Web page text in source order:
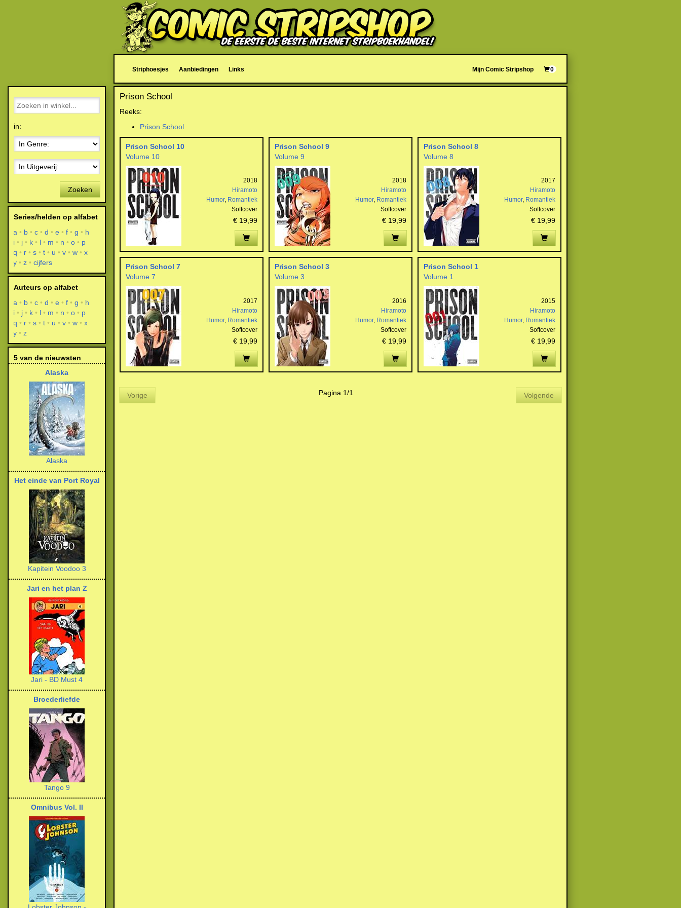
Striphoesjes Aanbiedingen Links Mijn Comic Stripshop 0
Prison School
Reeks:
Prison School
Prison School 10
Volume 10
2018
Hiramoto
Humor, Romantiek
Softcover
€ 19,99
Prison School 9
Volume 9
2018
Hiramoto
Humor, Romantiek
Softcover
€ 19,99
Prison School 8
Volume 8
2017
Hiramoto
Humor, Romantiek
Softcover
€ 19,99
Prison School 7
Volume 7
2017
Hiramoto
Humor, Romantiek
Softcover
€ 19,99
Prison School 3
Volume 3
2016
Hiramoto
Humor, Romantiek
Softcover
€ 19,99
Prison School 1
Volume 1
2015
Hiramoto
Humor, Romantiek
Softcover
€ 19,99
Vorige Pagina 1/1 Volgende
in:
Zoeken
Series/helden op alfabet
a
b c d e f g
h
i
j k l m n o
p
q
r s t u v w
x
y
z cijfers
Auteurs op alfabet
a
b c d e f g
h
i
j k l m n o
p
q
r s t u v w
x
y
z
5 van de nieuwsten
Alaska
Alaska
Het einde van Port Royal
Kapitein Voodoo 3
Jari en het plan Z
Jari - BD Must 4
Broederliefde
Tango 9
Omnibus Vol. II